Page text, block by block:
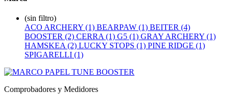
(sin filtro)
ACO ARCHERY (1) BEARPAW (1) BEITER (4)
BOOSTER (2) CERRA (1) G5 (1) GRAY ARCHERY (1)
HAMSKEA (2) LUCKY STOPS (1) PINE RIDGE (1)
SPIGARELLI (1)
Comprobadores y Medidores